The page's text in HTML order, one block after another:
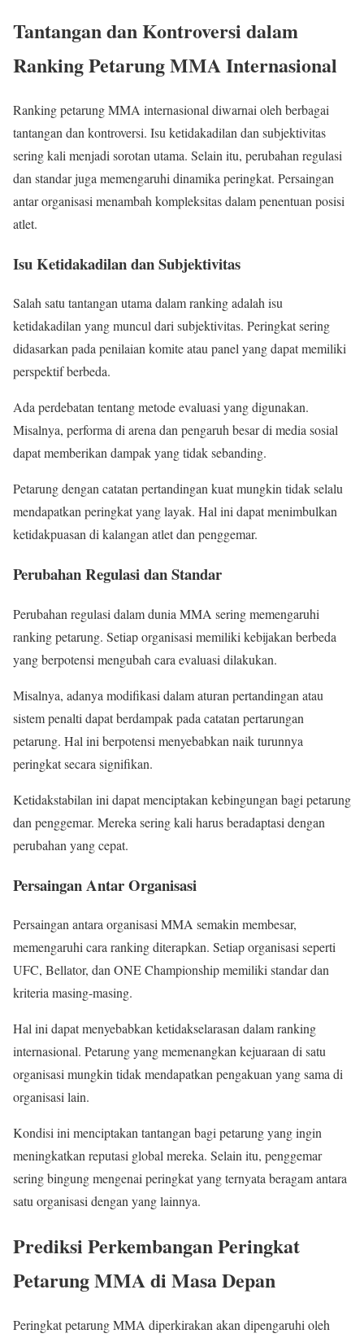
Tantangan dan Kontroversi dalam
Ranking Petarung MMA Internasional
Ranking petarung MMA internasional diwarnai oleh berbagai
tantangan dan kontroversi. Isu ketidakadilan dan subjektivitas
sering kali menjadi sorotan utama. Selain itu, perubahan regulasi
dan standar juga memengaruhi dinamika peringkat. Persaingan
antar organisasi menambah kompleksitas dalam penentuan posisi
atlet.
Isu Ketidakadilan dan Subjektivitas
Salah satu tantangan utama dalam ranking adalah isu
ketidakadilan yang muncul dari subjektivitas. Peringkat sering
didasarkan pada penilaian komite atau panel yang dapat memiliki
perspektif berbeda.
Ada perdebatan tentang metode evaluasi yang digunakan.
Misalnya, performa di arena dan pengaruh besar di media sosial
dapat memberikan dampak yang tidak sebanding.
Petarung dengan catatan pertandingan kuat mungkin tidak selalu
mendapatkan peringkat yang layak. Hal ini dapat menimbulkan
ketidakpuasan di kalangan atlet dan penggemar.
Perubahan Regulasi dan Standar
Perubahan regulasi dalam dunia MMA sering memengaruhi
ranking petarung. Setiap organisasi memiliki kebijakan berbeda
yang berpotensi mengubah cara evaluasi dilakukan.
Misalnya, adanya modifikasi dalam aturan pertandingan atau
sistem penalti dapat berdampak pada catatan pertarungan
petarung. Hal ini berpotensi menyebabkan naik turunnya
peringkat secara signifikan.
Ketidakstabilan ini dapat menciptakan kebingungan bagi petarung
dan penggemar. Mereka sering kali harus beradaptasi dengan
perubahan yang cepat.
Persaingan Antar Organisasi
Persaingan antara organisasi MMA semakin membesar,
memengaruhi cara ranking diterapkan. Setiap organisasi seperti
UFC, Bellator, dan ONE Championship memiliki standar dan
kriteria masing-masing.
Hal ini dapat menyebabkan ketidakselarasan dalam ranking
internasional. Petarung yang memenangkan kejuaraan di satu
organisasi mungkin tidak mendapatkan pengakuan yang sama di
organisasi lain.
Kondisi ini menciptakan tantangan bagi petarung yang ingin
meningkatkan reputasi global mereka. Selain itu, penggemar
sering bingung mengenai peringkat yang ternyata beragam antara
satu organisasi dengan yang lainnya.
Prediksi Perkembangan Peringkat
Petarung MMA di Masa Depan
Peringkat petarung MMA diperkirakan akan dipengaruhi oleh